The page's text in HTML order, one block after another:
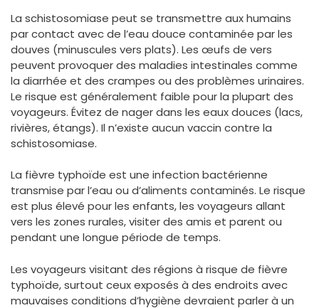
La schistosomiase peut se transmettre aux humains
par contact avec de l’eau douce contaminée par les
douves (minuscules vers plats). Les œufs de vers
peuvent provoquer des maladies intestinales comme
la diarrhée et des crampes ou des problèmes urinaires.
Le risque est généralement faible pour la plupart des
voyageurs. Évitez de nager dans les eaux douces (lacs,
rivières, étangs). Il n’existe aucun vaccin contre la
schistosomiase.
La fièvre typhoïde est une infection bactérienne
transmise par l’eau ou d’aliments contaminés. Le risque
est plus élevé pour les enfants, les voyageurs allant
vers les zones rurales, visiter des amis et parent ou
pendant une longue période de temps.
Les voyageurs visitant des régions à risque de fièvre
typhoïde, surtout ceux exposés à des endroits avec
mauvaises conditions d’hygiène devraient parler à un